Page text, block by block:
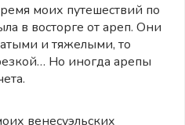
моих путешествий по
в восторге от ареп. Они
и тяжелыми, то
Но иногда арепы
венесуэльских